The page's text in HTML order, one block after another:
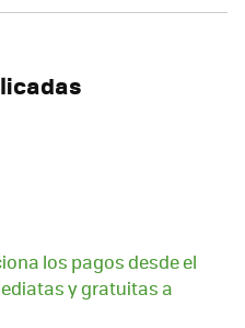
los pagos desde el
y gratuitas a